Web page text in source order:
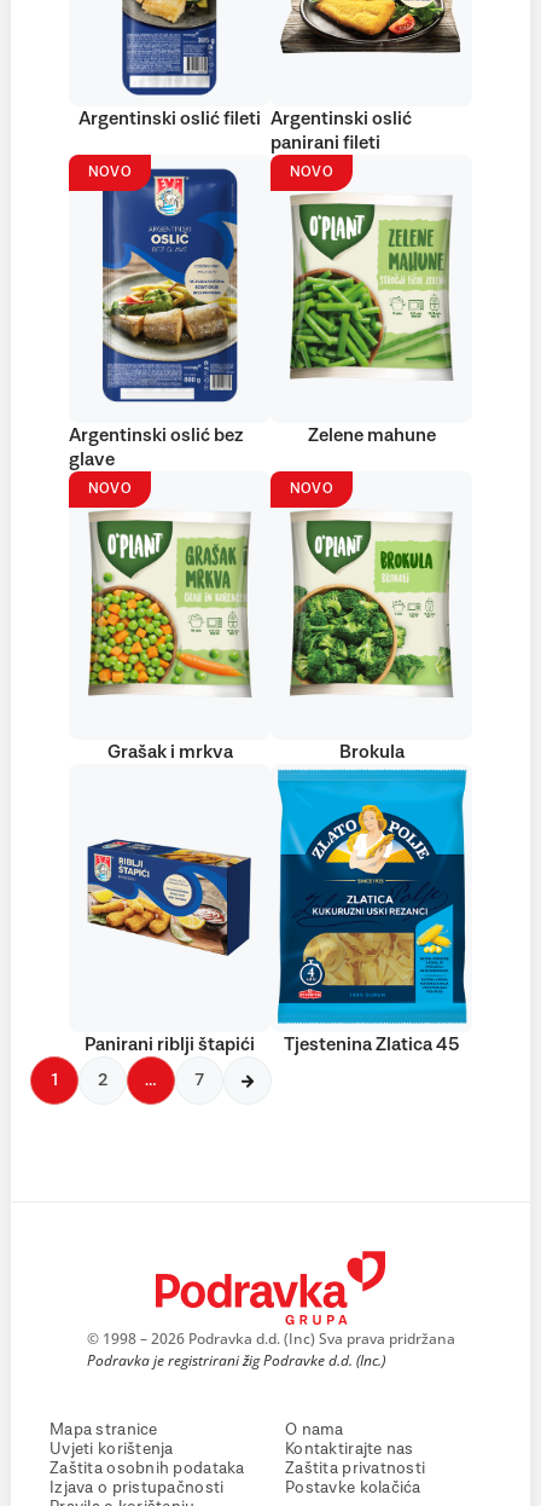
Argentinski oslić fileti Argentinski oslić
panirani fileti
NOVO
Argentinski oslić bez
glave
NOVO
Zelene mahune
NOVO
Grašak i mrkva
NOVO
Brokula
Panirani riblji štapići Tjestenina Zlatica 45
1 2 … 7
© 1998 – 2026 Podravka d.d. (Inc) Sva prava pridržana
Podravka je registrirani žig Podravke d.d. (Inc.)
Mapa stranice
Uvjeti korištenja
Zaštita osobnih podataka
Izjava o pristupačnosti
O nama
Kontaktirajte nas
Zaštita privatnosti
Postavke kolačića